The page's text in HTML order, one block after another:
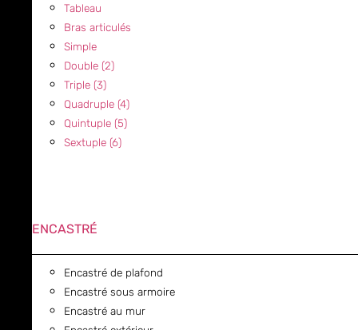
Tableau
Bras articulés
Simple
Double (2)
Triple (3)
Quadruple (4)
Quintuple (5)
Sextuple (6)
ENCASTRÉ
Encastré de plafond
Encastré sous armoire
Encastré au mur